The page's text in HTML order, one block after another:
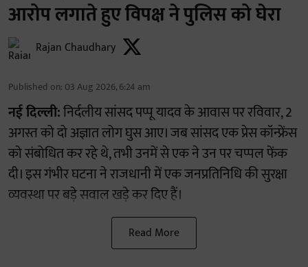
आरोप लगाते हुए विपक्ष ने पुलिस को घेरा
Rajan Chaudhary
Published on: 03 Aug 2026, 6:24 am
नई दिल्ली:निर्दलीय सांसद पप्पू यादव के आवास पर रविवार, 2
अगस्त को दो अज्ञात लोग घुस आए। जब सांसद एक प्रेस कॉन्फ्रेंस
को संबोधित कर रहे थे, तभी उनमें से एक ने उन पर चप्पल फेंक
दी। इस गंभीर घटना ने राजधानी में एक जनप्रतिनिधि की सुरक्षा
व्यवस्था पर बड़े सवाल खड़े कर दिए हैं।
Read More